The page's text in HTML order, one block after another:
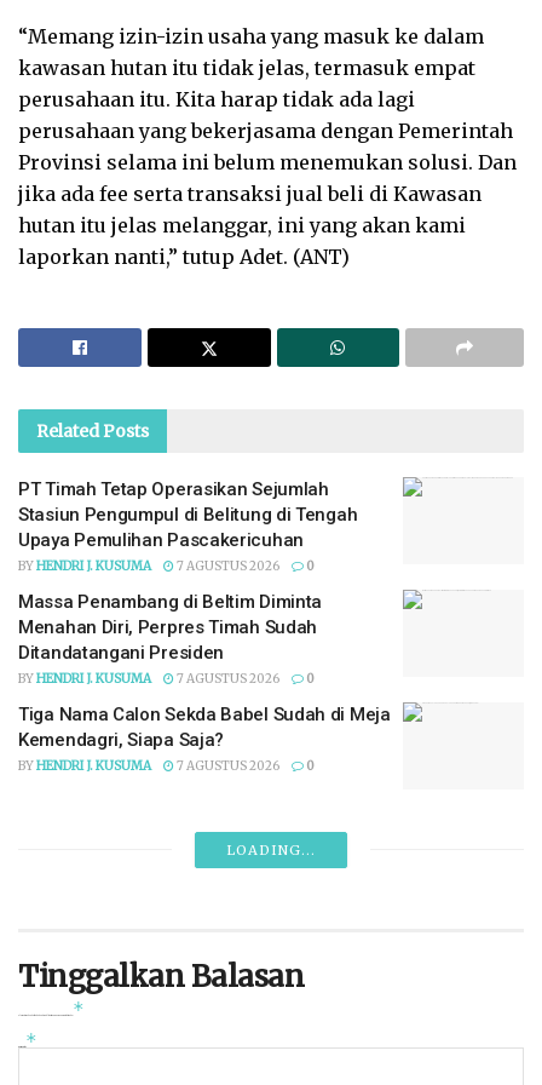
“Memang izin-izin usaha yang masuk ke dalam
kawasan hutan itu tidak jelas, termasuk empat
perusahaan itu. Kita harap tidak ada lagi
perusahaan yang bekerjasama dengan Pemerintah
Provinsi selama ini belum menemukan solusi. Dan
jika ada fee serta transaksi jual beli di Kawasan
hutan itu jelas melanggar, ini yang akan kami
laporkan nanti,” tutup Adet. (ANT)
RelatedPosts
PT Timah Tetap Operasikan Sejumlah
Stasiun Pengumpul di Belitung di Tengah
Upaya Pemulihan Pascakericuhan
BYHENDRI J. KUSUMA 7 AGUSTUS 2026 0
Massa Penambang di Beltim Diminta
Menahan Diri, Perpres Timah Sudah
Ditandatangani Presiden
BYHENDRI J. KUSUMA 7 AGUSTUS 2026 0
Tiga Nama Calon Sekda Babel Sudah di Meja
Kemendagri, Siapa Saja?
BYHENDRI J. KUSUMA 7 AGUSTUS 2026 0
LOADING...
Tinggalkan Balasan
*
*